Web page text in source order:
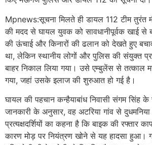
Mpnews:सूचना मिलते ही डायल 112 टीम तुरंत
की मदद से घायल युवक को सावधानीपूर्वक खाई से
की ऊंचाई और किनारों की ढलान को देखते हुए बचाव
था, लेकिन स्थानीय लोगों और पुलिस की संयुक्त
बाहर निकाल लिया गया। उसे एम्बुलेंस से तत्काल
गया, जहां उसके इलाज की शुरुआत हो गई है।
घायल की पहचान कन्हैयाबांध निवासी संगम सिंह
जानकारी के अनुसार, वह अटरिया गांव से
प्रत्यक्षदर्शियों का कहना है कि बाइक की रफ्तार
कारण मोड़ पर नियंत्रण खोने से यह हादसा हुआ।